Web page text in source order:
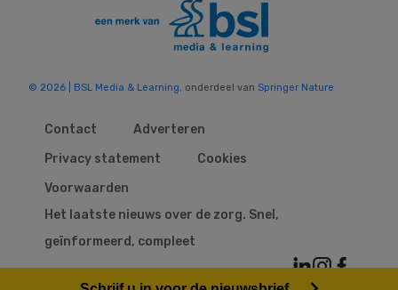
© 2026 | BSL Media & Learning , onderdeel van Springer Nature
Contact
Adverteren
Privacy statement
Cookies
Voorwaarden
Het laatste nieuws over de zorg. Snel,
geïnformeerd, compleet